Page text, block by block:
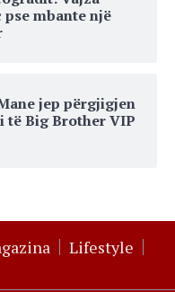
mbante një
jep përgjigjen
të Big Brother VIP
Lifestyle